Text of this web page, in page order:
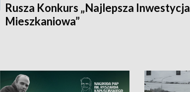
Rusza Konkurs „Najlepsza Inwestycja
Mieszkaniowa”